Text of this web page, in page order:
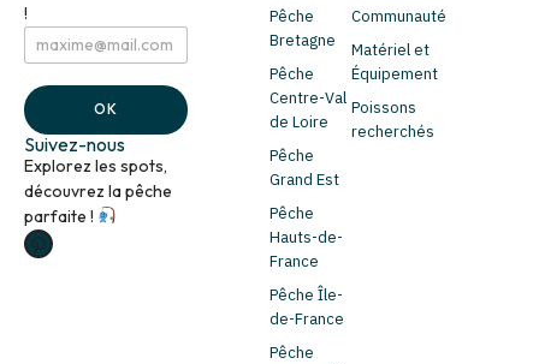
!
*
*
m
a
i
l
E
m
i
l
*
OK
Suivez-nous
Explorez les spots,
découvrez la pêche
parfaite !
Pêche
Bretagne
Pêche
Centre-Val
de Loire
Pêche
Grand Est
Pêche
Hauts-de-
France
Pêche Île-
de-France
Pêche
Communauté
Matériel et
Équipement
Poissons
recherchés